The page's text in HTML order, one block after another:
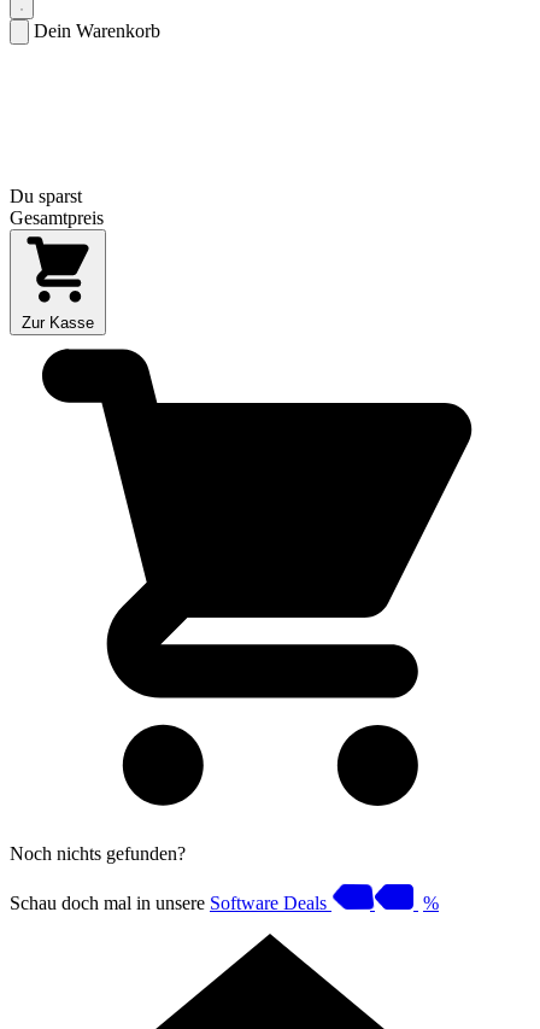
Dein Warenkorb
Du sparst
Gesamtpreis
Zur Kasse
Noch nichts gefunden?
Schau doch mal in unsere Software Deals %